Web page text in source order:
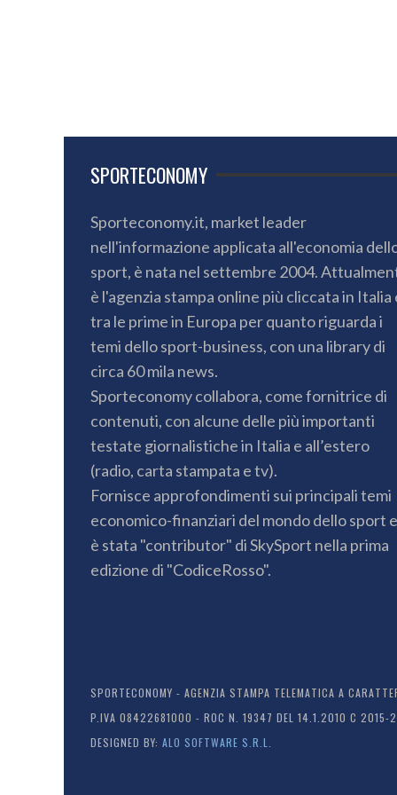
SPORTECONOMY
Sporteconomy.it, market leader
nell'informazione applicata all'economia
sport, è nata nel settembre 2004.
è l'agenzia stampa online più cliccata in Italia
tra le prime in Europa per quanto riguarda i
temi dello sport-business, con una library di
circa 60 mila news.
Sporteconomy collabora, come fornitrice di
contenuti, con alcune delle più importanti
testate giornalistiche in Italia e all’estero
(radio, carta stampata e tv).
Fornisce approfondimenti sui principali temi
economico-finanziari del mondo dello sport
è stata "contributor" di SkySport nella prima
edizione di "CodiceRosso".
SPORTECONOMY - AGENZIA STAMPA TELEMATICA A
P.IVA 08422681000 - ROC N. 19347 DEL 14.1.2010 C 2015-
DESIGNED BY: ALO SOFTWARE S.R.L.